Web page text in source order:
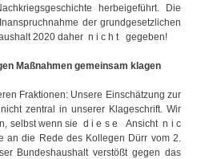
herbeigeführt. Die
der grundgesetzlichen
2020 daher n i c h t gegeben!
Maßnahmen gemeinsam klagen
Fraktionen: Unsere Einschätzung zur
zentral in unserer Klageschrift. Wir
selbst wenn sie d i e s e Ansicht n i c
an die Rede des Kollegen Dürr vom 2.
Bundeshaushalt verstößt gegen das